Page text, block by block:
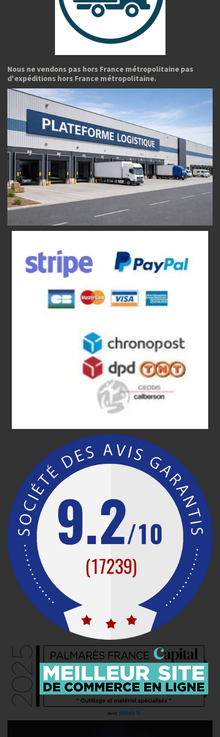
Nous ne vendons pas hors France métropolitaine pas
d'expéditions hors France métropolitaine.